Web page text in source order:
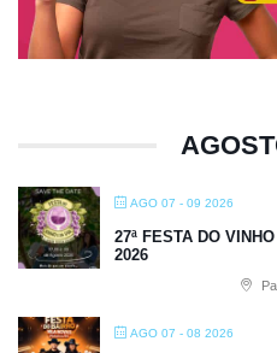
AGO 07 - 09 2026
27ª FESTA DO
2026
AGO 07 - 08 2026